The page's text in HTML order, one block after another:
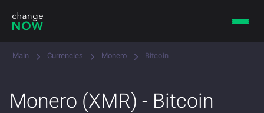
Main Currencies Monero Bitcoin
Monero (XMR) - Bitcoin